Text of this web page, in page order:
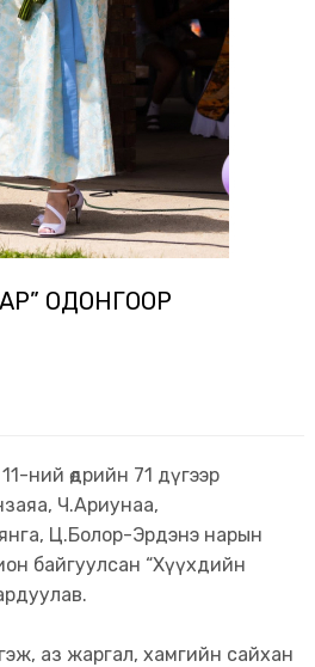
ОДОНГООР
ний өдрийн 71 дүгээр
Ч.Ариунаа,
Ц.Болор-Эрдэнэ нарын
байгуулсан “Хүүхдийн
аз жаргал, хамгийн сайхан